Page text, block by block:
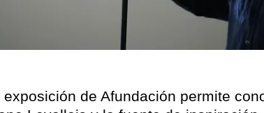
exposición de Afundación permite